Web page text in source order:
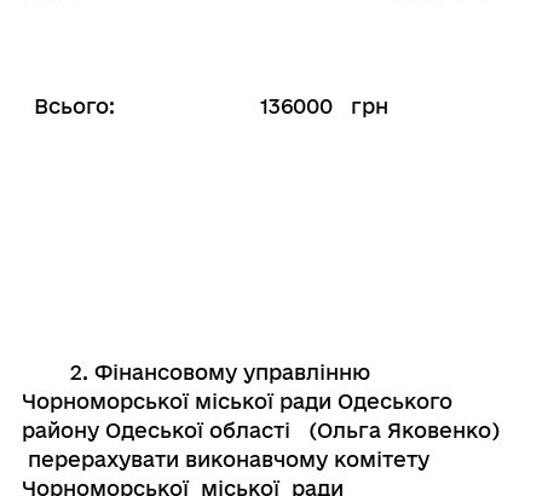
Всього: 136000 грн
2. Фінансовому управлінню
Чорноморської міської ради Одеського
району Одеської області (Ольга Яковенко)
перерахувати виконавчому комітету
Чорноморської міської ради